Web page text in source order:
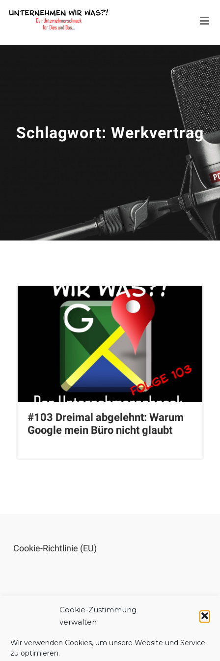
Cookie-Zustimmung
verwalten
Wir verwenden Cookies, um unsere Website und Service
zu optimieren.
Schlagwort: Werkvertrag
#103 Dreimal abgelehnt: Warum
Google mein Büro nicht glaubt
Cookie-Richtlinie (EU)